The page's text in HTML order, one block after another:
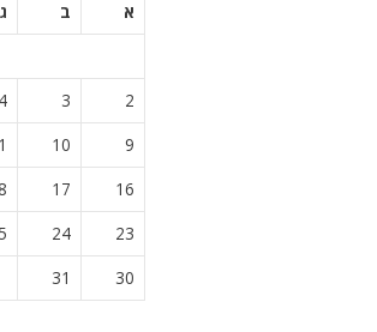
א
ב ג
2
3
4
9
10
16
17
23
24
30
31